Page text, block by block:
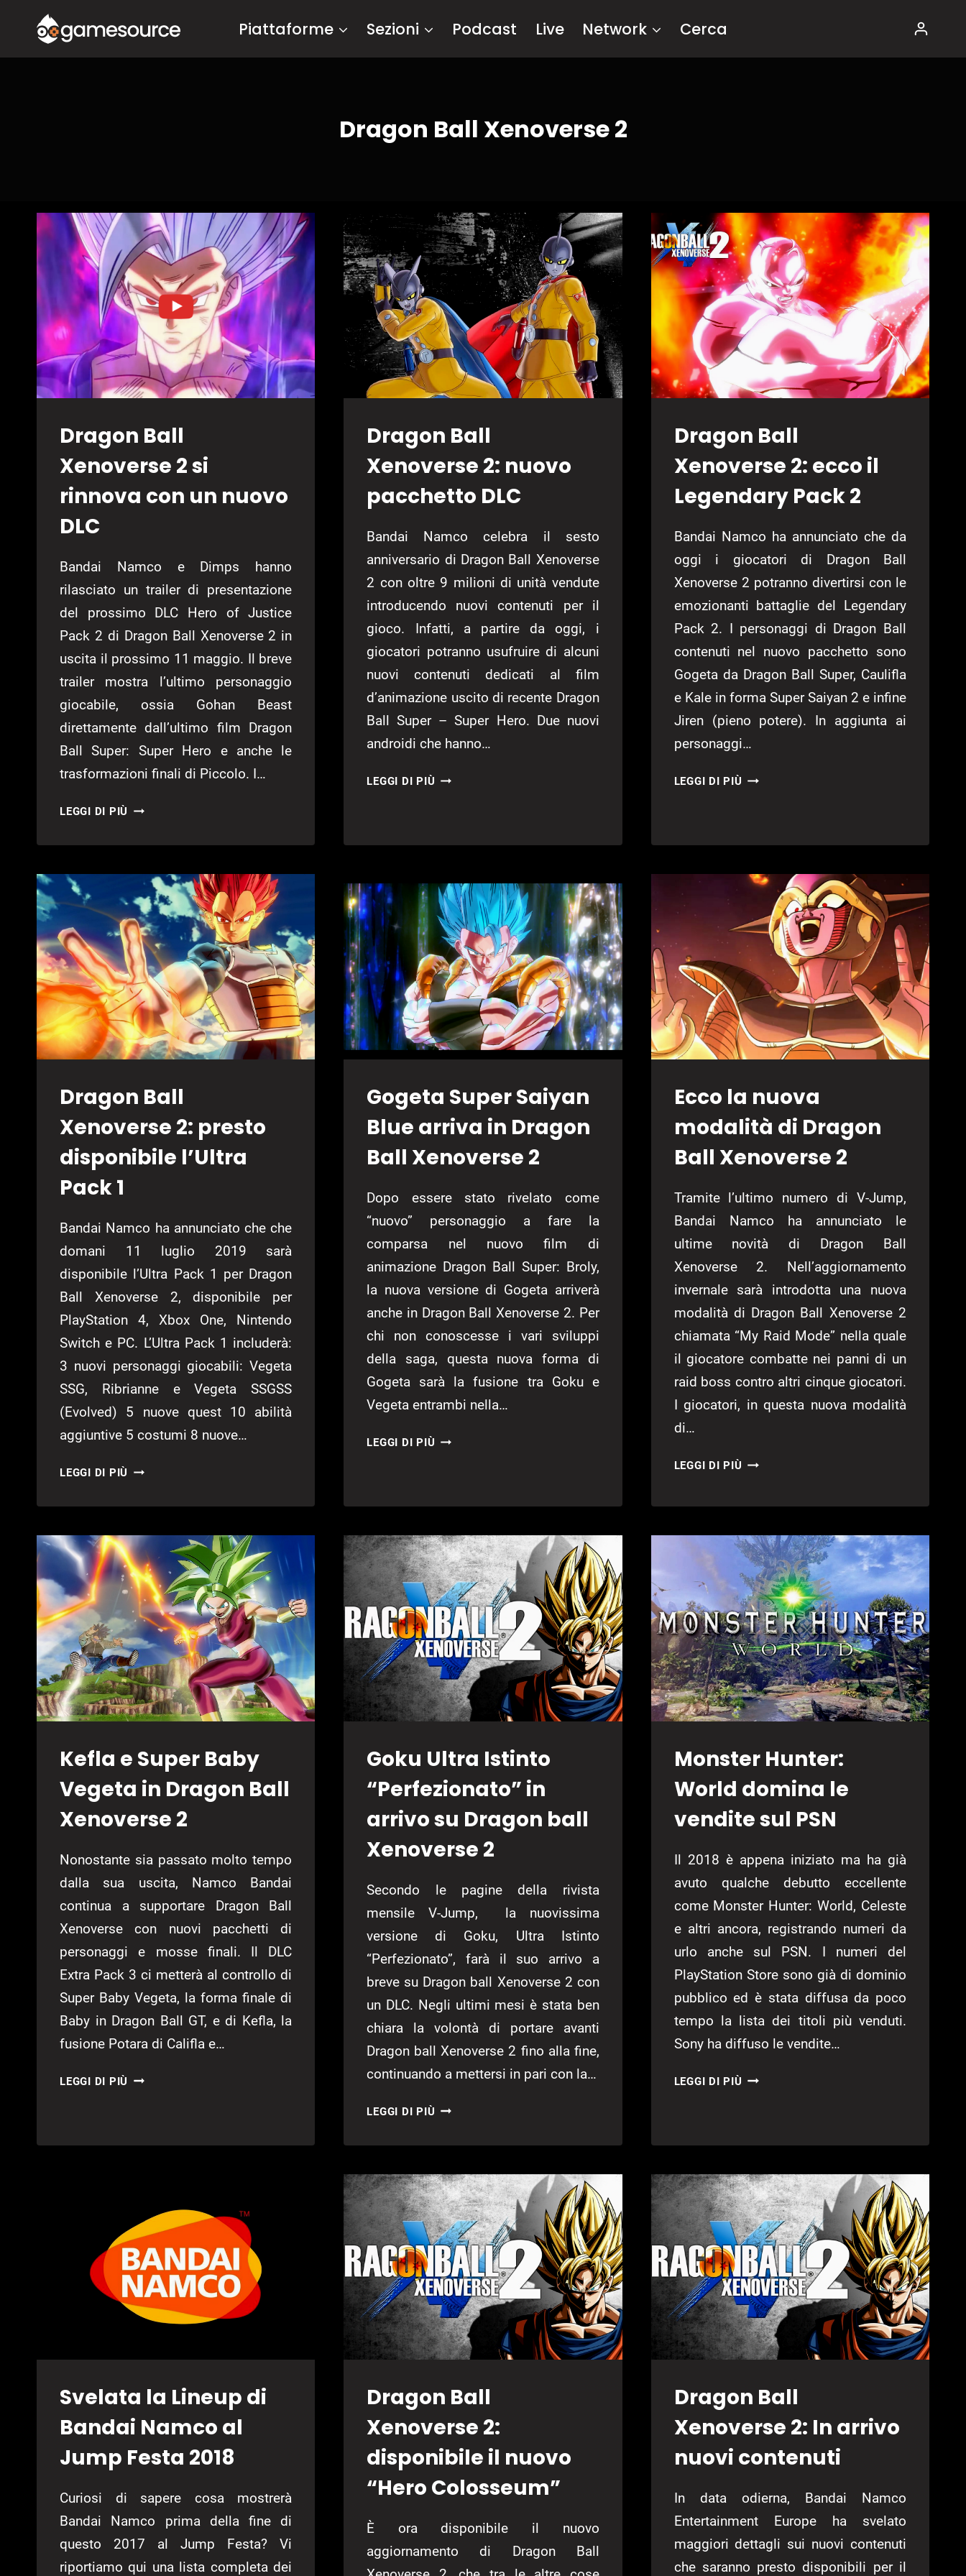
contenuto
Piattaforme Sezioni Podcast Live Network Cerca
Dragon Ball Xenoverse 2
Dragon Ball
Xenoverse 2 si
rinnova con un nuovo
DLC
Bandai Namco e Dimps hanno
rilasciato un trailer di presentazione
del prossimo DLC Hero of Justice
Pack 2 di Dragon Ball Xenoverse 2 in
uscita il prossimo 11 maggio. Il breve
trailer mostra l’ultimo personaggio
giocabile, ossia Gohan Beast
direttamente dall’ultimo film Dragon
Ball Super: Super Hero e anche le
trasformazioni finali di Piccolo. I…
LEGGI DI PIÙ DRAGON
XENOVERSE
RINNOVA
CON
UN
NUOVO
DLC
Dragon Ball
Xenoverse 2: nuovo
pacchetto DLC
Bandai Namco celebra il sesto
anniversario di Dragon Ball Xenoverse
2 con oltre 9 milioni di unità vendute
introducendo nuovi contenuti per il
gioco. Infatti, a partire da oggi, i
giocatori potranno usufruire di alcuni
nuovi contenuti dedicati al film
d’animazione uscito di recente Dragon
Ball Super – Super Hero. Due nuovi
androidi che hanno…
LEGGI DI PIÙ DRAGON
NUOVO
DLC
Dragon Ball
Xenoverse 2: ecco il
Legendary Pack 2
Bandai Namco ha annunciato che da
oggi i giocatori di Dragon Ball
Xenoverse 2 potranno divertirsi con le
emozionanti battaglie del Legendary
Pack 2. I personaggi di Dragon Ball
contenuti nel nuovo pacchetto sono
Gogeta da Dragon Ball Super, Caulifla
e Kale in forma Super Saiyan 2 e infine
Jiren (pieno potere). In aggiunta ai
personaggi…
LEGGI DI PIÙ DRAGON
ECCO
LEGENDARY
2
Dragon Ball
Xenoverse 2: presto
disponibile l’Ultra
Pack 1
Bandai Namco ha annunciato che che
domani 11 luglio 2019 sarà
disponibile l’Ultra Pack 1 per Dragon
Ball Xenoverse 2, disponibile per
PlayStation 4, Xbox One, Nintendo
Switch e PC. L’Ultra Pack 1 includerà:
3 nuovi personaggi giocabili: Vegeta
SSG, Ribrianne e Vegeta SSGSS
(Evolved) 5 nuove quest 10 abilità
aggiuntive 5 costumi 8 nuove…
LEGGI DI PIÙ DRAGON
XENOVERSE
PRESTO
DISPONIBILE
L’ULTRA
PACK
1
Gogeta Super Saiyan
Blue arriva in Dragon
Ball Xenoverse 2
Dopo essere stato rivelato come
“nuovo” personaggio a fare la
comparsa nel nuovo film di
animazione Dragon Ball Super: Broly,
la nuova versione di Gogeta arriverà
anche in Dragon Ball Xenoverse 2. Per
chi non conoscesse i vari sviluppi
della saga, questa nuova forma di
Gogeta sarà la fusione tra Goku e
Vegeta entrambi nella…
LEGGI DI PIÙ GOGETA
DRAGON
BALL
XENOVERSE
2
Ecco la nuova
modalità di Dragon
Ball Xenoverse 2
Tramite l’ultimo numero di V-Jump,
Bandai Namco ha annunciato le
ultime novità di Dragon Ball
Xenoverse 2. Nell’aggiornamento
invernale sarà introdotta una nuova
modalità di Dragon Ball Xenoverse 2
chiamata “My Raid Mode” nella quale
il giocatore combatte nei panni di un
raid boss contro altri cinque giocatori.
I giocatori, in questa nuova modalità
di…
LEGGI DI PIÙ ECCO
DI
DRAGON
BALL
XENOVERSE
2
Kefla e Super Baby
Vegeta in Dragon Ball
Xenoverse 2
Nonostante sia passato molto tempo
dalla sua uscita, Namco Bandai
continua a supportare Dragon Ball
Xenoverse con nuovi pacchetti di
personaggi e mosse finali. Il DLC
Extra Pack 3 ci metterà al controllo di
Super Baby Vegeta, la forma finale di
Baby in Dragon Ball GT, e di Kefla, la
fusione Potara di Califla e…
LEGGI DI PIÙ KEFLA
VEGETA
XENOVERSE
2
Goku Ultra Istinto
“Perfezionato” in
arrivo su Dragon ball
Xenoverse 2
Secondo le pagine della rivista
mensile V-Jump, la nuovissima
versione di Goku, Ultra Istinto
“Perfezionato”, farà il suo arrivo a
breve su Dragon ball Xenoverse 2 con
un DLC. Negli ultimi mesi è stata ben
chiara la volontà di portare avanti
Dragon ball Xenoverse 2 fino alla fine,
continuando a mettersi in pari con la…
LEGGI DI PIÙ GOKU
ISTINTO
IN
ARRIVO
SU
DRAGON
BALL
XENOVERSE
2
Monster Hunter:
World domina le
vendite sul PSN
Il 2018 è appena iniziato ma ha già
avuto qualche debutto eccellente
come Monster Hunter: World, Celeste
e altri ancora, registrando numeri da
urlo anche sul PSN. I numeri del
PlayStation Store sono già di dominio
pubblico ed è stata diffusa da poco
tempo la lista dei titoli più venduti.
Sony ha diffuso le vendite…
LEGGI DI PIÙ MONSTER
LE
SUL
PSN
Svelata la Lineup di
Bandai Namco al
Jump Festa 2018
Curiosi di sapere cosa mostrerà
Bandai Namco prima della fine di
questo 2017 al Jump Festa? Vi
riportiamo qui una lista completa dei
Dragon Ball
Xenoverse 2:
disponibile il nuovo
“Hero Colosseum”
È ora disponibile il nuovo
aggiornamento di Dragon Ball
Dragon Ball
Xenoverse 2: In arrivo
nuovi contenuti
In data odierna, Bandai Namco
Entertainment Europe ha svelato
maggiori dettagli sui nuovi contenuti
che saranno presto disponibili per il